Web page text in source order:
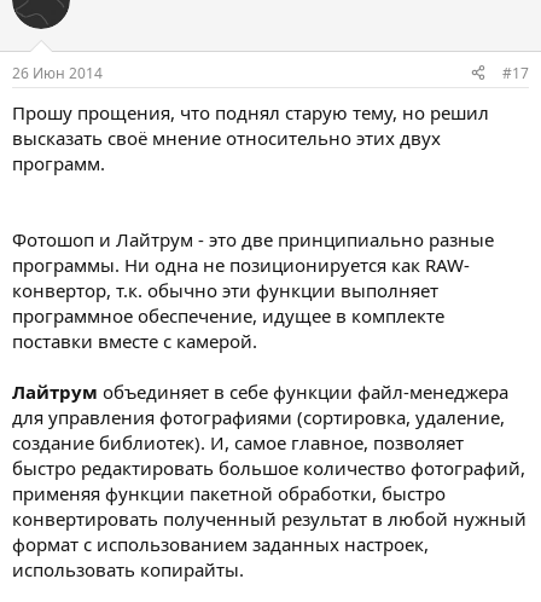
26 Июн 2014 #17
Прошу прощения, что поднял старую тему, но решил
высказать своё мнение относительно этих двух
программ.
Фотошоп и Лайтрум - это две принципиально разные
программы. Ни одна не позиционируется как RAW-
конвертор, т.к. обычно эти функции выполняет
программное обеспечение, идущее в комплекте
поставки вместе с камерой.
Лайтрум объединяет в себе функции файл-менеджера
для управления фотографиями (сортировка, удаление,
создание библиотек). И, самое главное, позволяет
быстро редактировать большое количество фотографий,
применяя функции пакетной обработки, быстро
конвертировать полученный результат в любой нужный
формат с использованием заданных настроек,
использовать копирайты.